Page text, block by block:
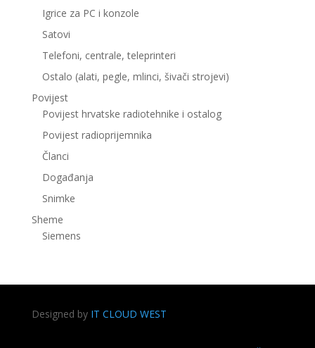
Igrice za PC i konzole
Satovi
Telefoni, centrale, teleprinteri
Ostalo (alati, pegle, mlinci, šivači strojevi)
Povijest
Povijest hrvatske radiotehnike i ostalog
Povijest radioprijemnika
Članci
Događanja
Snimke
Sheme
Siemens
Designed by IT CLOUD WEST